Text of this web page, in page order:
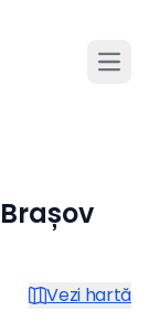
cu
Vezi hartă